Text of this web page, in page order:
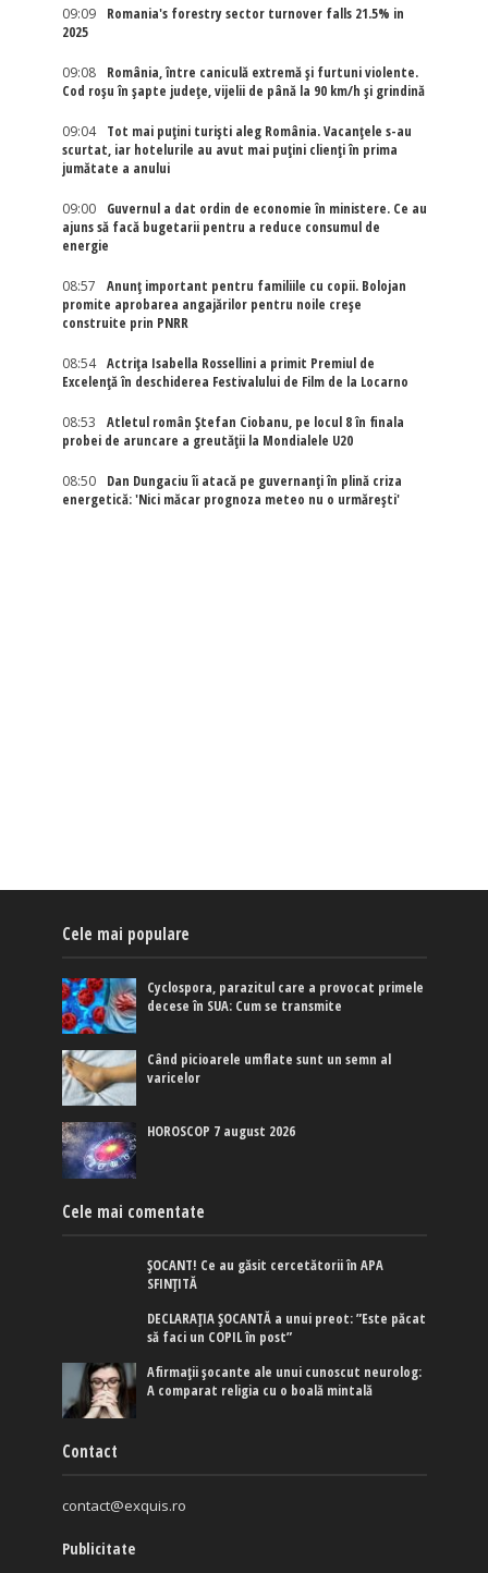
09:09
Romania's forestry sector turnover falls 21.5% in
2025
09:08
România, între caniculă extremă și furtuni violente.
Cod roșu în șapte județe, vijelii de până la 90 km/h și grindină
09:04
Tot mai puțini turiști aleg România. Vacanțele s-au
scurtat, iar hotelurile au avut mai puțini clienți în prima
jumătate a anului
09:00
Guvernul a dat ordin de economie în ministere. Ce au
ajuns să facă bugetarii pentru a reduce consumul de
energie
08:57
Anunț important pentru familiile cu copii. Bolojan
promite aprobarea angajărilor pentru noile creșe
construite prin PNRR
08:54
Actriţa Isabella Rossellini a primit Premiul de
Excelenţă în deschiderea Festivalului de Film de la Locarno
08:53
Atletul român Ștefan Ciobanu, pe locul 8 în finala
probei de aruncare a greutății la Mondialele U20
08:50
Dan Dungaciu îi atacă pe guvernanți în plină criza
energetică: 'Nici măcar prognoza meteo nu o urmărești'
Cele mai populare
Cyclospora, parazitul care a provocat primele
decese în SUA: Cum se transmite
Când picioarele umflate sunt un semn al
varicelor
HOROSCOP 7 august 2026
Cele mai comentate
ȘOCANT! Ce au găsit cercetătorii în APA
SFINȚITĂ
DECLARAȚIA ȘOCANTĂ a unui preot: ”Este păcat
să faci un COPIL în post”
Afirmaţii şocante ale unui cunoscut neurolog:
A comparat religia cu o boală mintală
Contact
contact@exquis.ro
Publicitate